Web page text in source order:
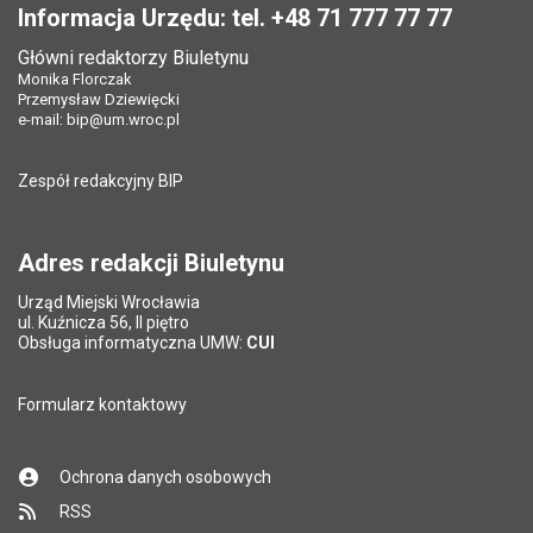
Liczba wyświetleń:
Twój adres e-mail
Tytuł e-mailaPole wymagane
*
Adres e-mail znajomego
Pytanie antyspamowe
*
Pole wymagane
Informacja Urzędu: tel. +48 71 777 77 77
Główni redaktorzy Biuletynu
Monika Florczak
Przemysław Dziewięcki
e-mail: bip@um.wroc.pl
Zespół redakcyjny BIP
Adres redakcji Biuletynu
Urząd Miejski Wrocławia
ul. Kuźnicza 56, II piętro
Obsługa informatyczna UMW: CUI
Formularz kontaktowy
Ochrona danych osobowych
RSS